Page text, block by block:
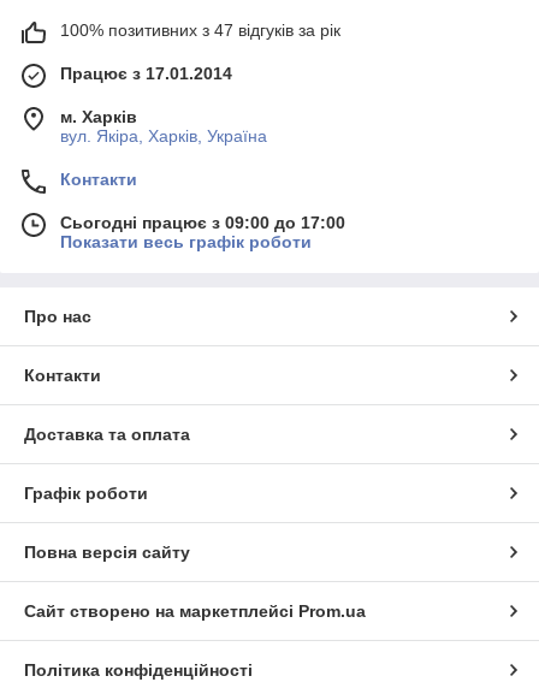
100% позитивних з 47 відгуків за рік
Працює з 17.01.2014
м. Харків
вул. Якіра, Харків, Україна
Контакти
Сьогодні працює з 09:00 до 17:00
Показати весь графік роботи
Про нас
Контакти
Доставка та оплата
Графік роботи
Повна версія сайту
Сайт створено на маркетплейсі Prom.ua
Політика конфіденційності